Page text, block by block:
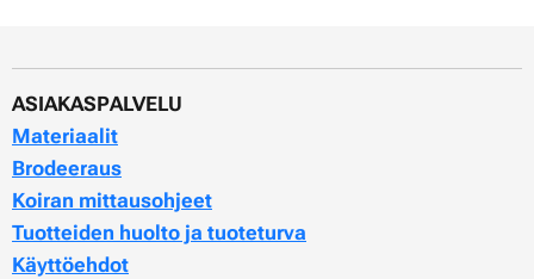
ASIAKASPALVELU
Materiaalit
Brodeeraus
Koiran mittausohjeet
Tuotteiden huolto ja tuoteturva
Käyttöehdot